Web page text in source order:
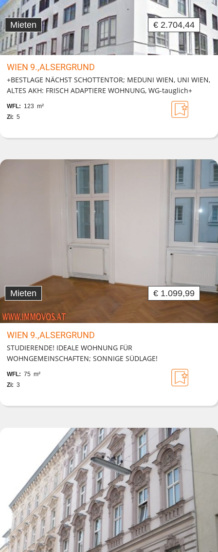
Mieten € 2.704,44
WIEN 9.,ALSERGRUND
+BESTLAGE NÄCHST SCHOTTENTOR; MEDUNI WIEN, UNI WIEN,
ALTES AKH: FRISCH ADAPTIERE WOHNUNG, WG-tauglich+
WFL: 123 m²
Zi: 5
Mieten € 1.099,99
WIEN 9.,ALSERGRUND
STUDIERENDE! IDEALE WOHNUNG FÜR
WOHNGEMEINSCHAFTEN; SONNIGE SÜDLAGE!
WFL: 75 m²
Zi: 3